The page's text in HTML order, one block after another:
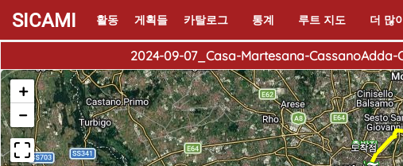
SICAMI 활동 게획들 카탈로그 통계 루트 지도 더 많
2024-09-07_Casa-Martesana-
출발점
도착점
+
−